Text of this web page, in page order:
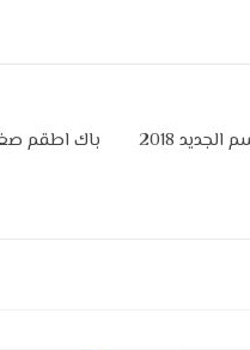
احدث واقوي وافضل باتشات بيس 2017 للموسم الجديد 2018
باك اطقم صغير